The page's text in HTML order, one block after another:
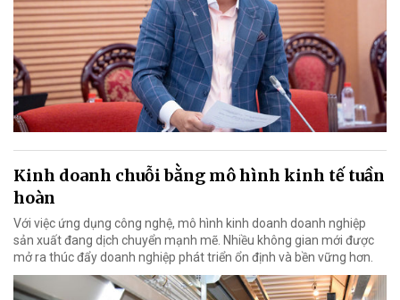
Kinh doanh chuỗi bằng mô hình kinh tế tuần
hoàn
Với việc ứng dụng công nghệ, mô hình kinh doanh doanh nghiệp
sản xuất đang dịch chuyển mạnh mẽ. Nhiều không gian mới được
mở ra thúc đẩy doanh nghiệp phát triển ổn định và bền vững hơn.